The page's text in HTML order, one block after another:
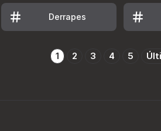
Derrapes
1 2 3 4 5